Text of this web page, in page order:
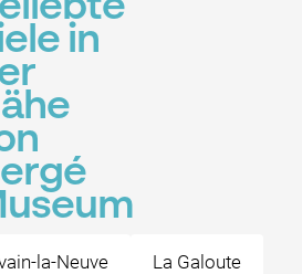
in
la-Neuve La Galoute